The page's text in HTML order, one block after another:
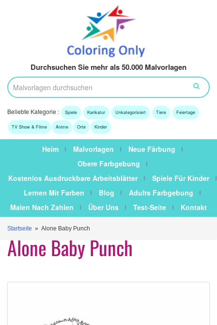
Durchsuchen Sie mehr als 50.000 Malvorlagen
Beliebte Kategorie : Spiele Karikatur Unkategorisiert Tiere Feiertage
TV Show & Filme Anime Orte Kinder
Heim Malvorlagen
Neue Färbung
Obere Farbgebung
Kostenlos Ausdruckbare Arbeitsblätter
Spiele Für Kinder
Lernen Mit Farben
Blog
Adults Farbgebung
Malen Nach Zahlen
Über Uns Test-Seite Kontakt
Startseite » Alone Baby Punch
Alone Baby Punch